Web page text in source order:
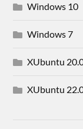
Windows 10
Windows 7
XUbuntu
XUbuntu